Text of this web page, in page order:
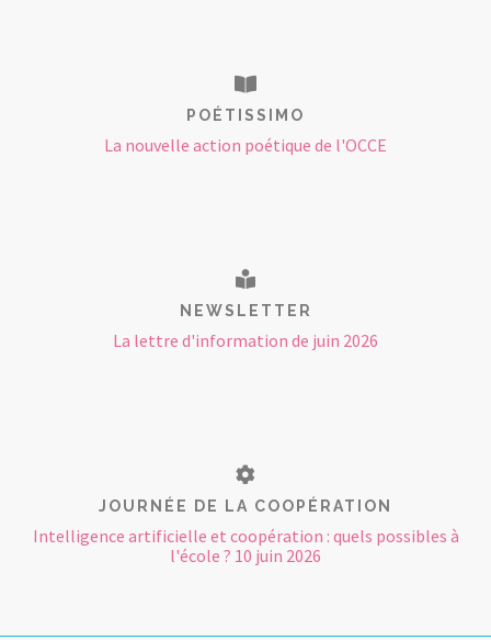
POÉTISSIMO
La nouvelle action poétique de l'OCCE
NEWSLETTER
La lettre d'information de juin 2026
JOURNÉE DE LA COOPÉRATION
Intelligence artificielle et coopération : quels possibles à
l'école ? 10 juin 2026